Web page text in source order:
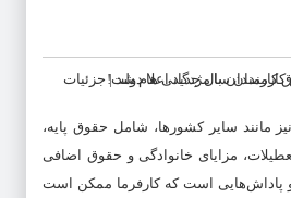
مانند سایر کشورها، شامل حقوق پایه،
مزایای خانوادگی و حقوق اضافی
پاداش‌هایی است که کارفرما ممکن است